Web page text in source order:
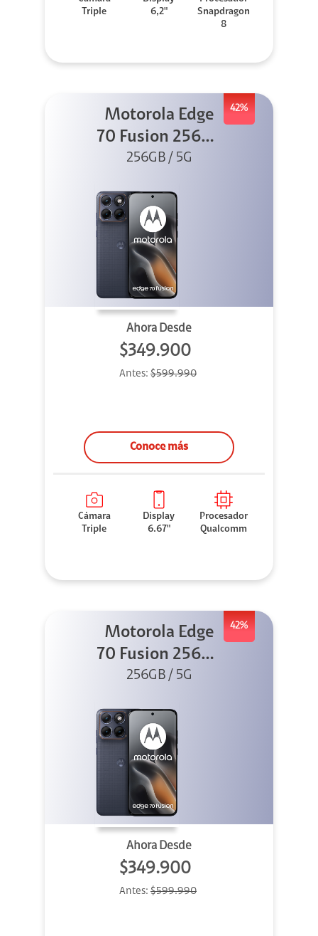
Triple
6,2"
Snapdragon
8
42%
Motorola Edge
70 Fusion 256GB
Azul
256GB / 5G
Ahora Desde
$349.900
Antes: $599.990
Conoce más
Cámara
Triple
Display
6.67"
Procesador
Qualcomm
42%
Motorola Edge
70 Fusion 256GB
Azul
256GB / 5G
Ahora Desde
$349.900
Antes: $599.990